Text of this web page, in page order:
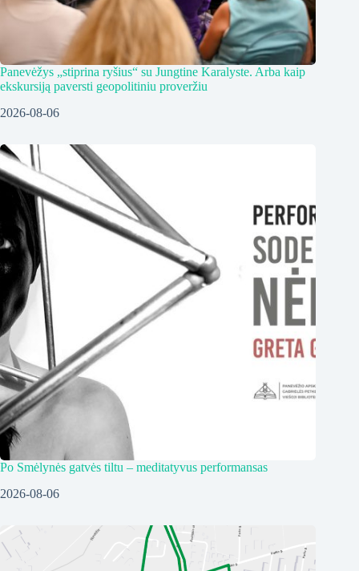
Panevėžys „stiprina ryšius“ su Jungtine Karalyste. Arba kaip
ekskursiją paversti geopolitiniu proveržiu
2026-08-06
Po Smėlynės gatvės tiltu – meditatyvus performansas
2026-08-06